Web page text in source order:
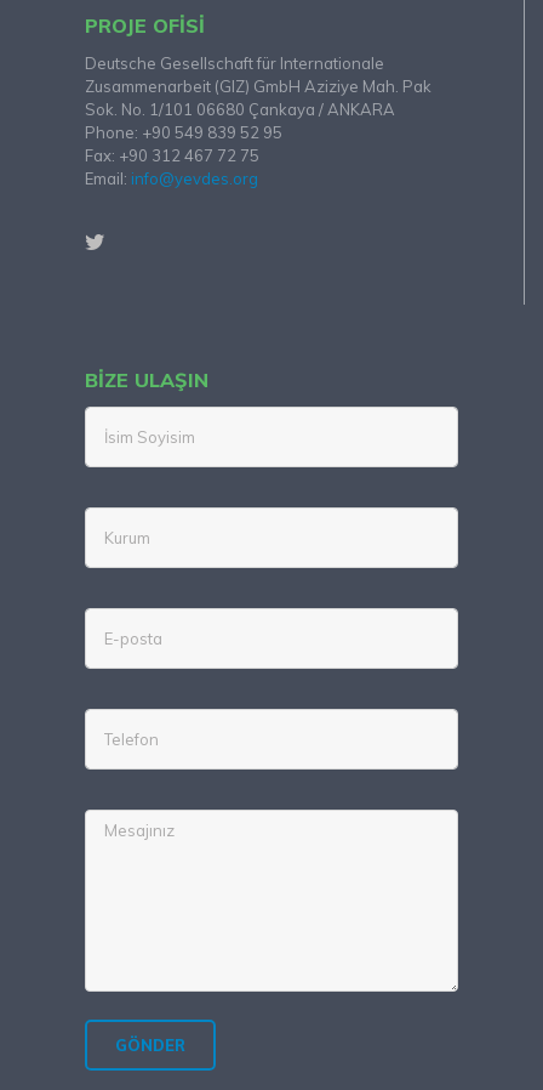
PROJE OFISI
Deutsche Gesellschaft für Internationale
Zusammenarbeit (GIZ) GmbH Aziziye Mah. Pak
Sok. No. 1/101 06680 Çankaya / ANKARA
Phone: +90 549 839 52 95
Fax: +90 312 467 72 75
Email: info@yevdes.org
BİZE ULAŞIN